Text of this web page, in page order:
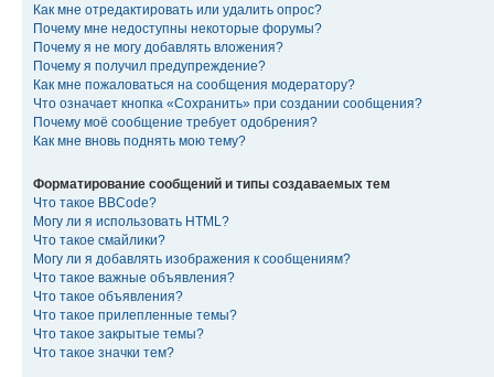
Как мне отредактировать или удалить опрос?
Почему мне недоступны некоторые форумы?
Почему я не могу добавлять вложения?
Почему я получил предупреждение?
Как мне пожаловаться на сообщения модератору?
Что означает кнопка «Сохранить» при создании сообщения?
Почему моё сообщение требует одобрения?
Как мне вновь поднять мою тему?
Форматирование сообщений и типы создаваемых тем
Что такое BBCode?
Могу ли я использовать HTML?
Что такое смайлики?
Могу ли я добавлять изображения к сообщениям?
Что такое важные объявления?
Что такое объявления?
Что такое прилепленные темы?
Что такое закрытые темы?
Что такое значки тем?